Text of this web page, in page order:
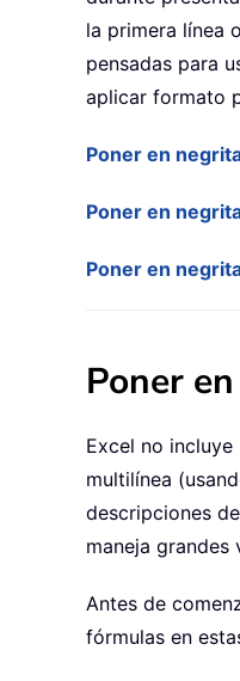
la primera línea
pensadas para
aplicar formato
Poner en
Poner en
Poner en
Poner
Excel no
multilínea
descripciones
maneja grandes
Antes de
fórmulas en